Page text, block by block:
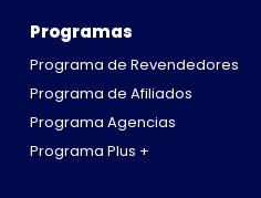
Programas
Programa de Revendedores
Programa de Afiliados
Programa Agencias
Programa Plus +